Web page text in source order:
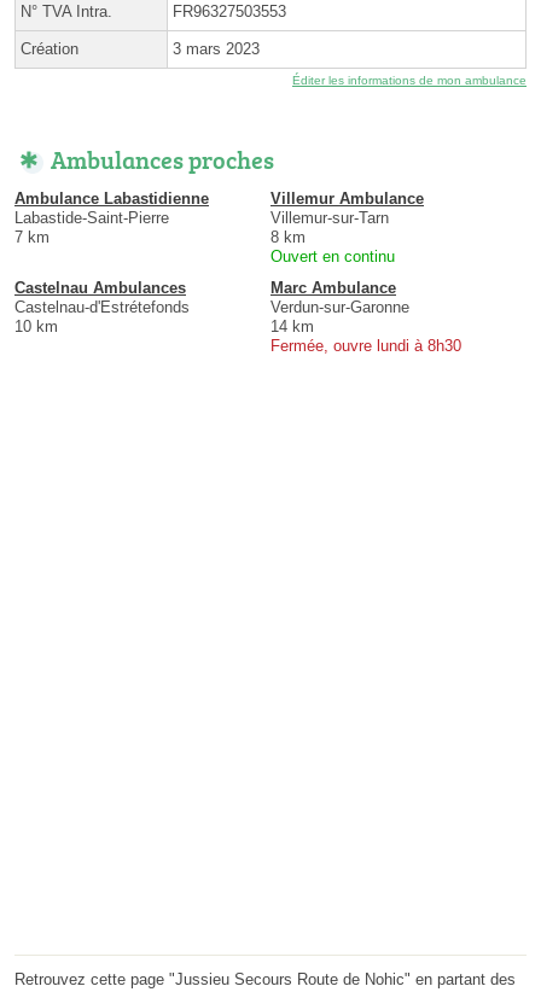
N° TVA Intra. FR96327503553
Création 3 mars 2023
Éditer les informations de mon ambulance
Ambulances proches
Ambulance Labastidienne
Labastide-Saint-Pierre
7 km
Villemur Ambulance
Villemur-sur-Tarn
8 km
Ouvert en continu
Castelnau Ambulances
Castelnau-d'Estrétefonds
10 km
Marc Ambulance
Verdun-sur-Garonne
14 km
Fermée, ouvre lundi à 8h30
Retrouvez cette page "Jussieu Secours Route de Nohic" en partant des